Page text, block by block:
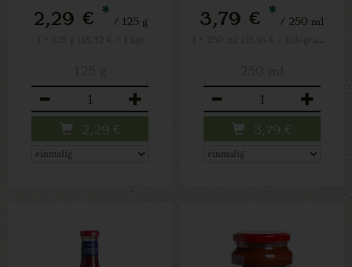
2,29 € * / 125 g
2,29 €
3,79 € * / 250 ml
1 * 250 ml (15,16 € / Kilogramm)
3,79 €